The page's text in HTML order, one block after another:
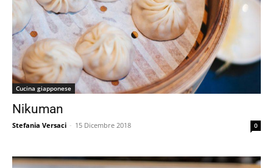
Cucina giapponese
Nikuman
Stefania Versaci - 15 Dicembre 2018 0